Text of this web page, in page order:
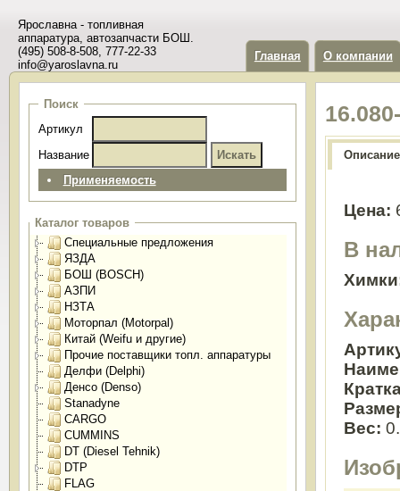
Ярославна - топливная
аппаратура, автозапчасти БОШ.
(495) 508-8-508, 777-22-33
info@yaroslavna.ru
Главная О компании
Поиск
Артикул
Название
Применяемость
Каталог товаров
Специальные предложения
ЯЗДА
БОШ (BOSCH)
АЗПИ
НЗТА
Моторпал (Motorpal)
Китай (Weifu и другие)
Прочие поставщики топл. аппаратуры
Делфи (Delphi)
Денсо (Denso)
Stanadyne
CARGO
CUMMINS
DT (Diesel Tehnik)
DTP
FLAG
Описание
Цена:
В
Вес: